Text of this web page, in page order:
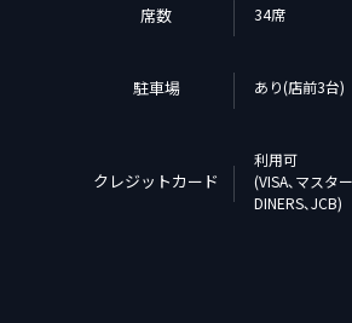
席数 34席
駐車場 あり(店前3台)
クレジットカード
利用可
(VISA､マスタ
DINERS､JCB)